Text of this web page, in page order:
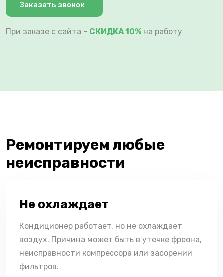
Заказать звонок
При заказе с сайта - СКИДКА 10% на работу
Ремонтируем любые
неисправности
Не охлаждает
Кондиционер работает, но не охлаждает
воздух. Причина может быть в утечке фреона,
неисправности компрессора или засорении
фильтров.